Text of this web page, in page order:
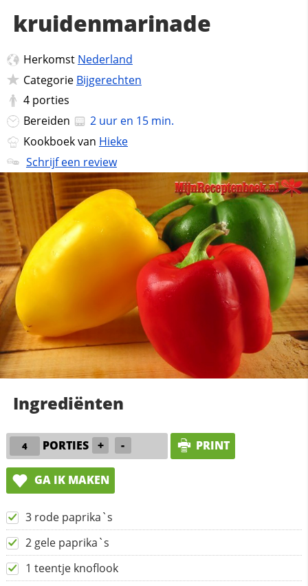
kruidenmarinade
Herkomst Nederland
Categorie Bijgerechten
4 porties
Bereiden
2 uur en 15 min.
Kookboek van Hieke
Schrijf een review
Ingrediënten
PORTIES + - PRINT
GA IK MAKEN
3 rode paprika`s
2 gele paprika`s
1 teentje knoflook